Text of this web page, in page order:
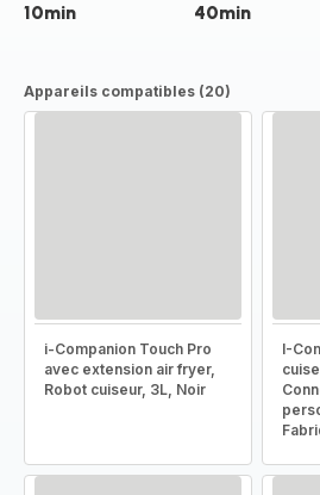
10min 40min
Appareils compatibles (20)
i-Companion Touch Pro
avec extension air fryer,
Robot cuiseur, 3L, Noir
I-